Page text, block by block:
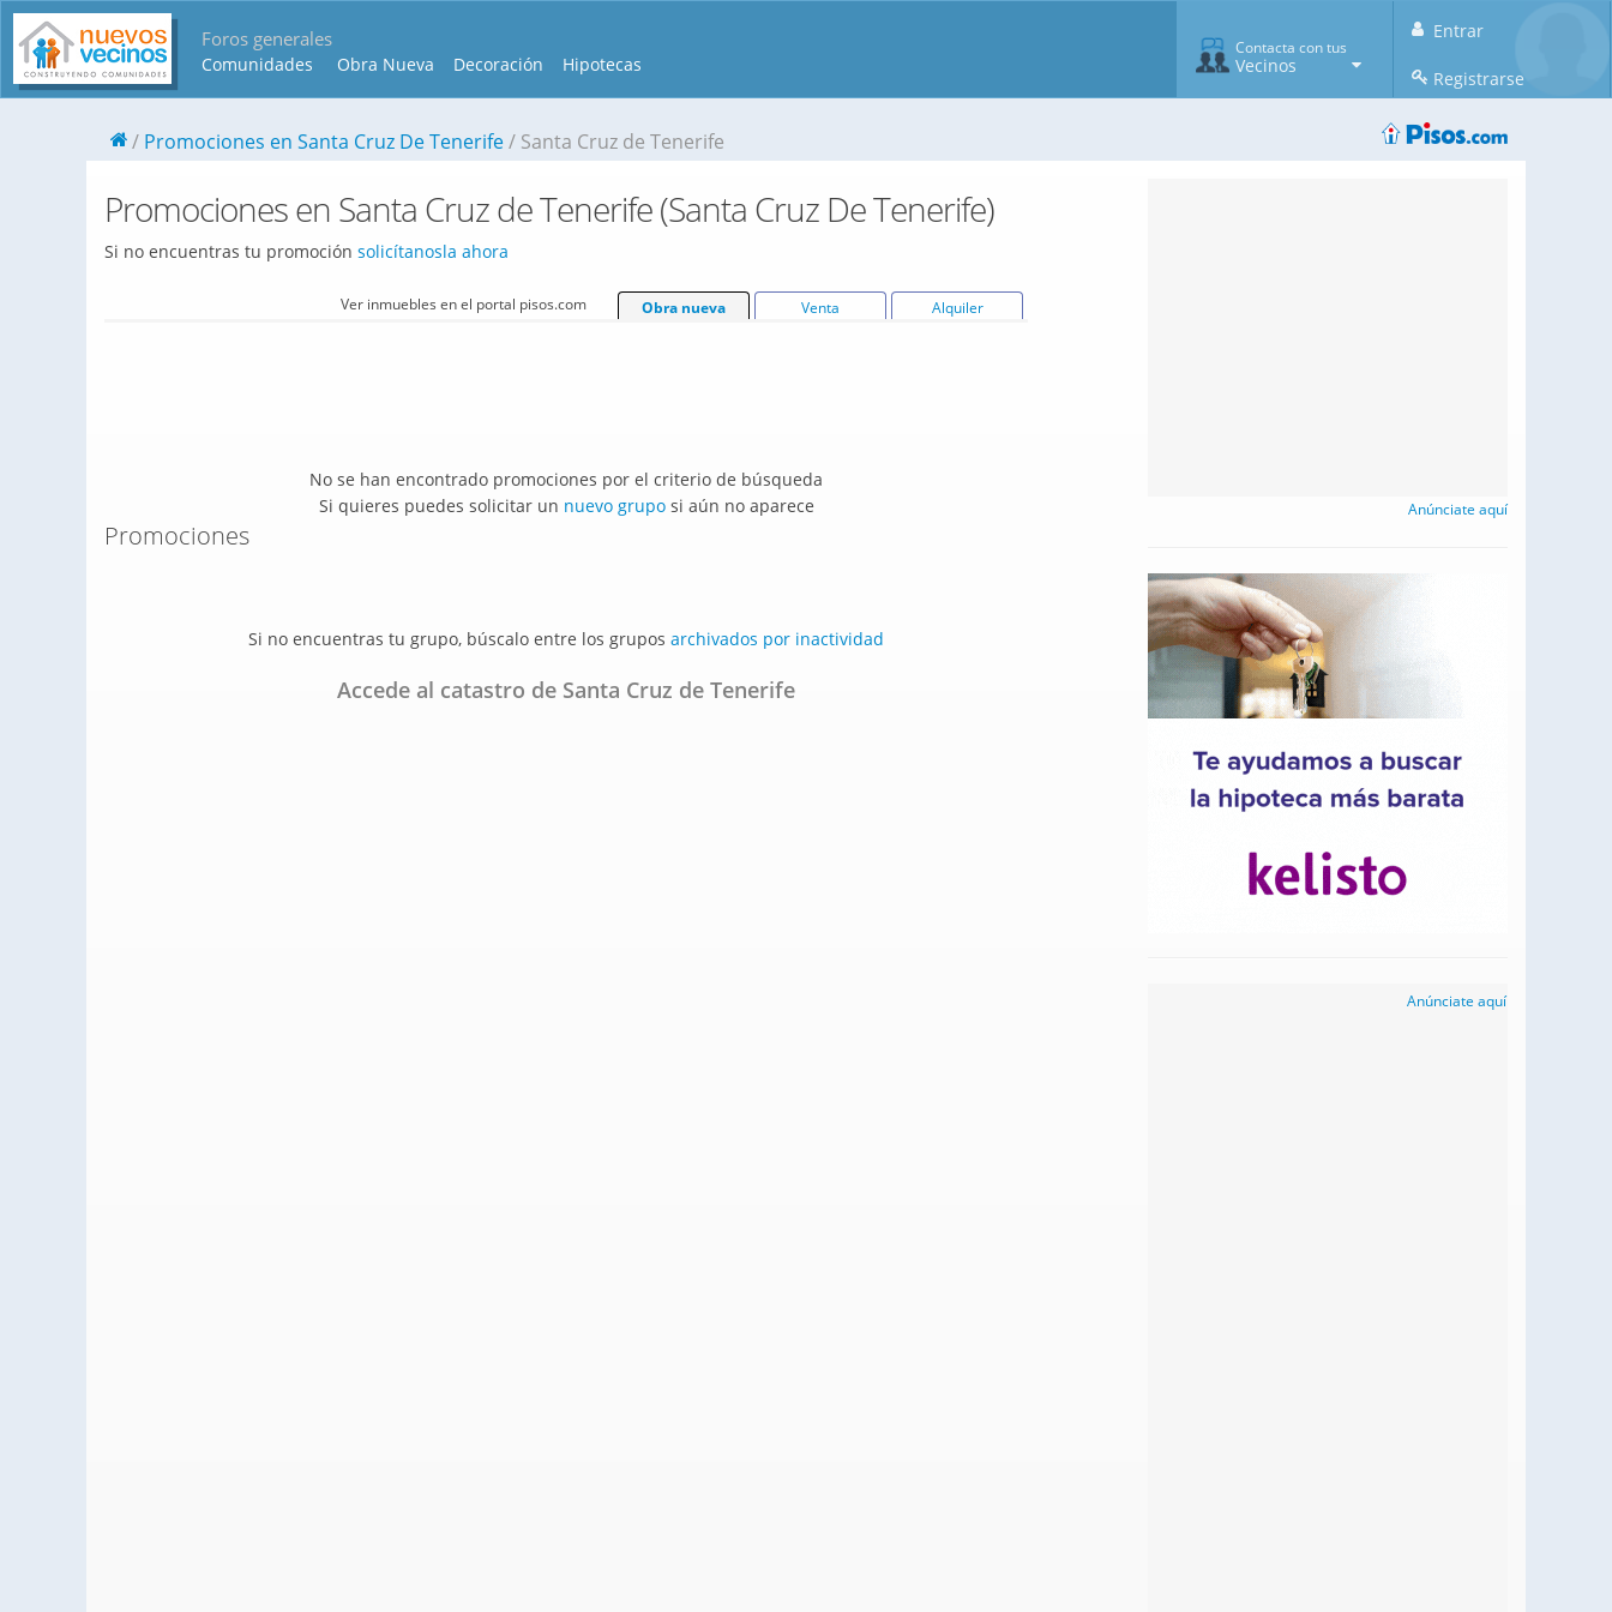
Foros generales
Comunidades Obra Nueva Decoración Hipotecas
Entrar
Registrarse
Contacta con tus
Vecinos
Promociones en Santa Cruz De Tenerife Santa Cruz de Tenerife
Promociones en Santa Cruz de Tenerife (Santa Cruz De Tenerife)
Si no encuentras tu promoción solicítanosla ahora
Ver inmuebles en el portal pisos.com Obra nueva Venta Alquiler
No se han encontrado promociones por el criterio de búsqueda
Si quieres puedes solicitar un nuevo gruposi aún no aparece
Promociones
Si no encuentras tu grupo, búscalo entre los grupos archivados por inactividad
Accede al catastro de Santa Cruz de Tenerife
Anúnciate aquí
Anúnciate aquí